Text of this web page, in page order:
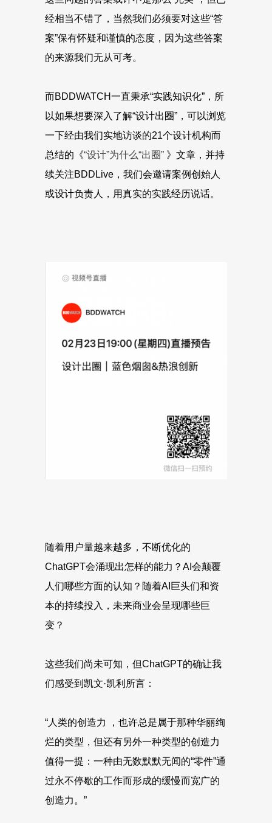
经相当不错了，当然我们必须要对这些“答
案”保有怀疑和谨慎的态度，因为这些答案
的来源我们无从可考。
而BDDWATCH一直秉承“实践知识化”，所
以如果想要深入了解“设计出圈”，可以浏览
一下经由我们实地访谈的21个设计机构而
总结的《“设计”为什么“出圈” 》文章，并持
续关注BDDLive，我们会邀请案例创始人
或设计负责人，用真实的实践经历说话。
随着用户量越来越多，不断优化的
ChatGPT会涌现出怎样的能力？AI会颠覆
人们哪些方面的认知？随着AI巨头们和资
本的持续投入，未来商业会呈现哪些巨
变？
这些我们尚未可知，但ChatGPT的确让我
们感受到凯文·凯利所言：
“人类的创造力 ，也许总是属于那种华丽绚
烂的类型，但还有另外一种类型的创造力
值得一提：一种由无数默默无闻的“零件”通
过永不停歇的工作而形成的缓慢而宽广的
创造力。”